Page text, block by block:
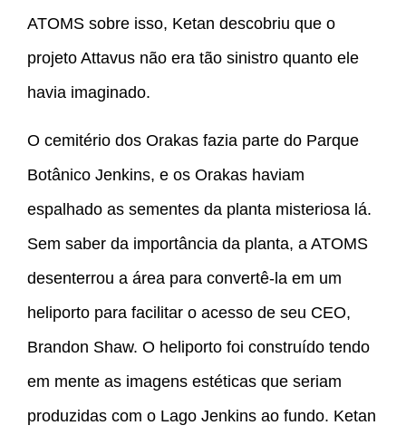
ATOMS sobre isso, Ketan descobriu que o
projeto Attavus não era tão sinistro quanto ele
havia imaginado.
O cemitério dos Orakas fazia parte do Parque
Botânico Jenkins, e os Orakas haviam
espalhado as sementes da planta misteriosa lá.
Sem saber da importância da planta, a ATOMS
desenterrou a área para convertê-la em um
heliporto para facilitar o acesso de seu CEO,
Brandon Shaw. O heliporto foi construído tendo
em mente as imagens estéticas que seriam
produzidas com o Lago Jenkins ao fundo. Ketan